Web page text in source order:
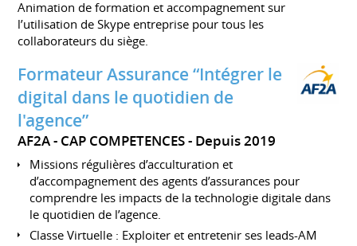
Animation de formation et accompagnement sur
l’utilisation de Skype entreprise pour tous les
collaborateurs du siège.
Formateur Assurance “Intégrer le
digital dans le quotidien de
l'agence”
AF2A - CAP COMPETENCES Depuis 2019
Missions régulières d’acculturation et
d’accompagnement des agents d’assurances pour
comprendre les impacts de la technologie digitale dans
le quotidien de l’agence.
Classe Virtuelle : Exploiter et entretenir ses leads-AM